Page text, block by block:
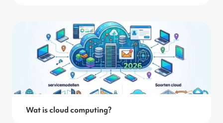
Wat is cloud computing?